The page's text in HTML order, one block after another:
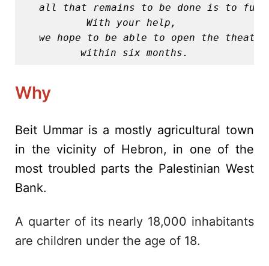
With your help,
we hope to be able to open the
within six months.
Why
Beit Ummar is a mostly agricultural town
in the vicinity of Hebron, in one of the
most troubled parts the Palestinian West
Bank.
A quarter of its nearly 18,000 inhabitants
are children under the age of 18.